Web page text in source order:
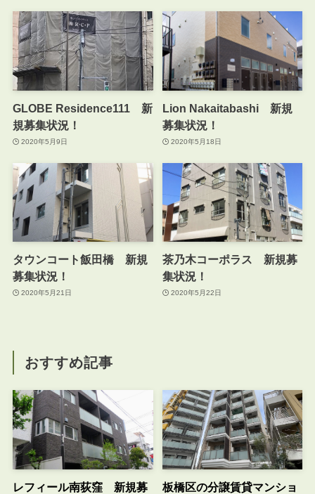
GLOBE Residence111 新
規募集状況！
2020年5月9日
Lion Nakaitabashi 新規
募集状況！
2020年5月18日
タウンコート飯田橋 新規
募集状況！
2020年5月21日
茶乃木コーポラス 新規募
集状況！
2020年5月22日
おすすめ記事
レフィール南荻窪 新規募
板橋区の分譲賃貸マンショ